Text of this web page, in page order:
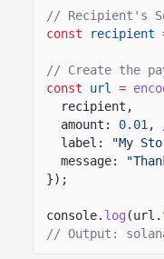
// Recipient's
const
recipient
// Create the
const
url =
recipient,
amount:
0.01 ,
label:
"My
message:
});
console. log (url.
// Output: